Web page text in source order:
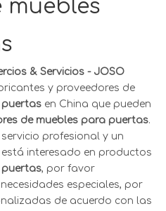
& Servicios - JOSO
y proveedores de
puertas en China que pueden
de muebles para puertas.
profesional y un
interesado en productos
puertas, por favor
especiales, por
de acuerdo con las